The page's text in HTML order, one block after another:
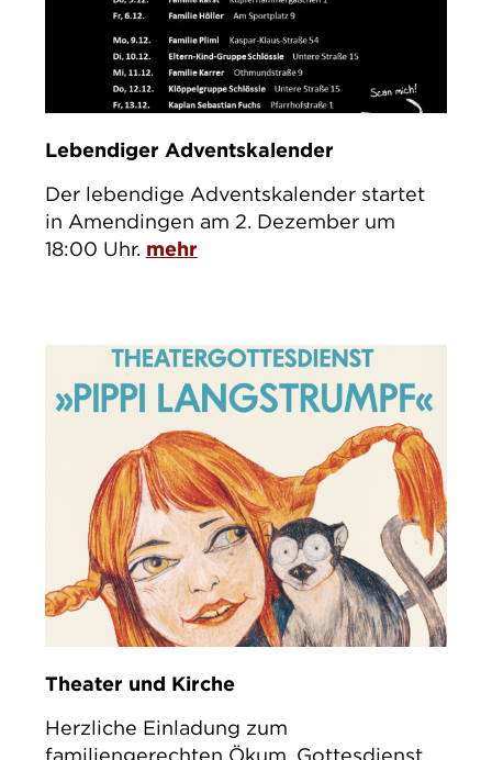
Lebendiger Adventskalender
Der lebendige Adventskalender startet
in Amendingen am 2. Dezember um
18:00 Uhr. mehr
Theater und Kirche
Herzliche Einladung zum